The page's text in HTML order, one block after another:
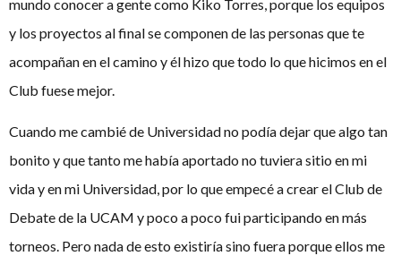
mundo conocer a gente como Kiko Torres, porque los equipos
y los proyectos al final se componen de las personas que te
acompañan en el camino y él hizo que todo lo que hicimos en el
Club fuese mejor.
Cuando me cambié de Universidad no podía dejar que algo tan
bonito y que tanto me había aportado no tuviera sitio en mi
vida y en mi Universidad, por lo que empecé a crear el Club de
Debate de la UCAM y poco a poco fui participando en más
torneos. Pero nada de esto existiría sino fuera porque ellos me